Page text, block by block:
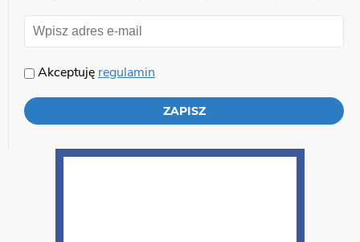
Akceptuję regulamin